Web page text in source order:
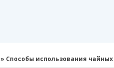
» Способы использования